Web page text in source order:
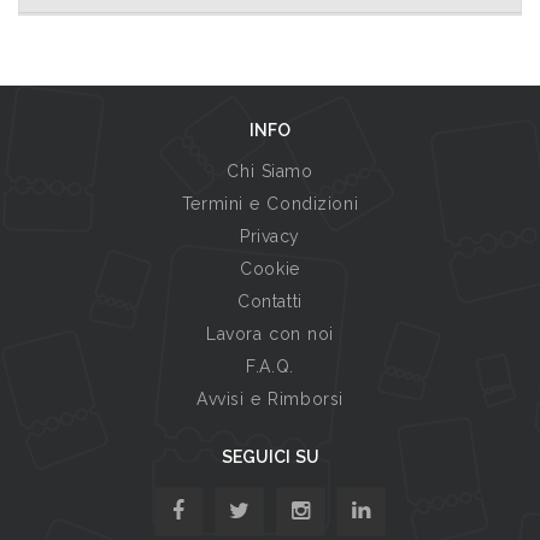
INFO
Chi Siamo
Termini e Condizioni
Privacy
Cookie
Contatti
Lavora con noi
F.A.Q.
Avvisi e Rimborsi
SEGUICI SU